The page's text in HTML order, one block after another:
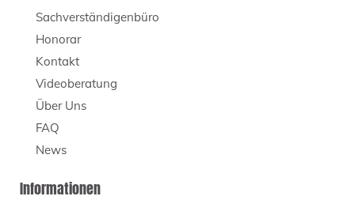
Sachverständigenbüro
Honorar
Kontakt
Videoberatung
Über Uns
FAQ
News
Informationen